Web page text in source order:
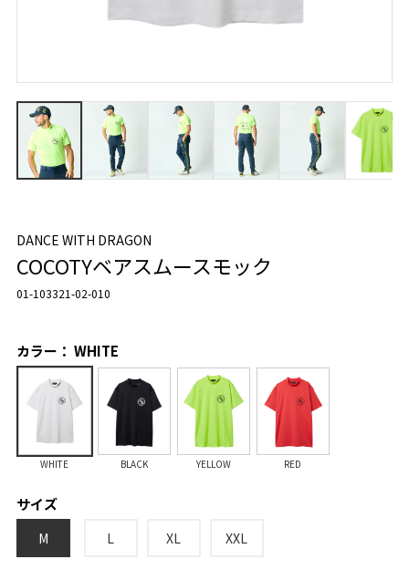
DANCE WITH DRAGON
COCOTYベアスムースモック
01-103321-02-010
カラー： WHITE
WHITE BLACK YELLOW RED
サイズ
M L XL XXL